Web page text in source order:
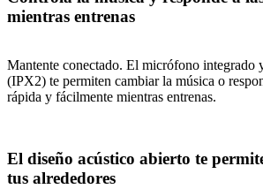
mientras entrenas
Mantente conectado. El micrófono integrado
(IPX2) te permiten cambiar la música o
rápida y fácilmente mientras entrenas.
El diseño acústico abierto te
tus alrededores